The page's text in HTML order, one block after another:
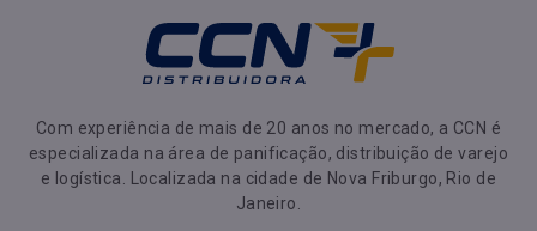
Com experiência de mais de 20 anos no mercado, a CCN é
especializada na área de panificação, distribuição de varejo
e logística. Localizada na cidade de Nova Friburgo, Rio de
Janeiro.